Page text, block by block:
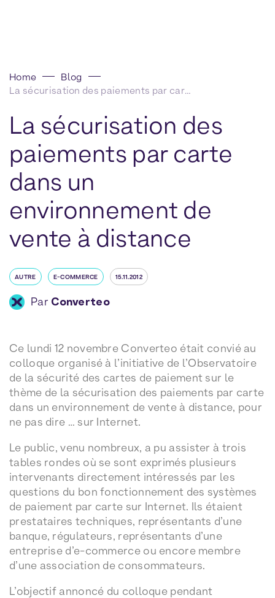
Home
Blog
La sécurisation des paiements par carte dans un environnement de vente à distance
La sécurisation des
paiements par carte
dans un
environnement de
vente à distance
AUTRE E-COMMERCE 15.11.2012
Par Converteo
Ce lundi 12 novembre Converteo était convié au
colloque organisé à l’initiative de l’Observatoire
de la sécurité des cartes de paiement sur le
thème de la sécurisation des paiements par carte
dans un environnement de vente à distance, pour
ne pas dire … sur Internet.
Le public, venu nombreux, a pu assister à trois
tables rondes où se sont exprimés plusieurs
intervenants directement intéressés par les
questions du bon fonctionnement des systèmes
de paiement par carte sur Internet. Ils étaient
prestataires techniques, représentants d’une
banque, régulateurs, représentants d’une
entreprise d’e-commerce ou encore membre
d’une association de consommateurs.
L’objectif annoncé du colloque pendant